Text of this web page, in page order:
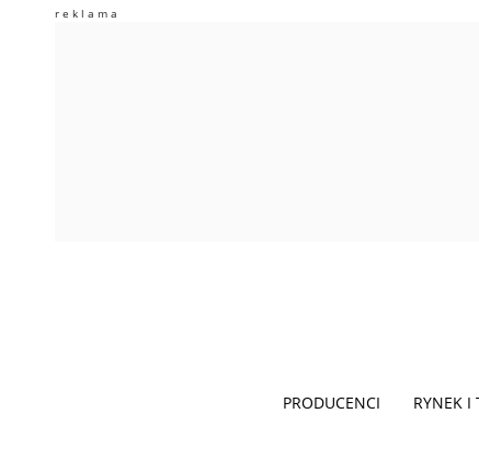
PRODUCENCI RYNEK I